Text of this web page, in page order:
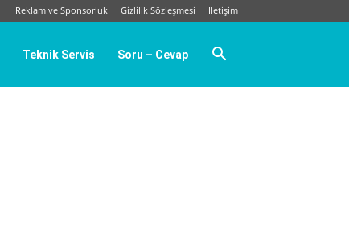
Reklam ve Sponsorluk Gizlilik Sözleşmesi İletişim
Teknik Servis Soru – Cevap